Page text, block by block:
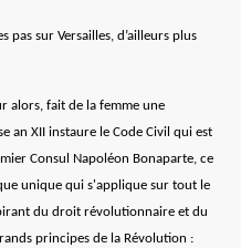
pas sur Versailles, d’ailleurs plus
alors, fait de la femme une
an XII instaure le Code Civil qui est
Consul Napoléon Bonaparte, ce
unique qui s'applique sur tout le
du droit révolutionnaire et du
principes de la Révolution :